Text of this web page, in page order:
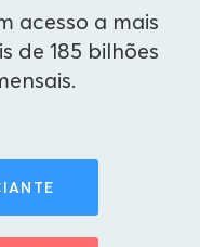
acesso a mais
de 185 bilhões